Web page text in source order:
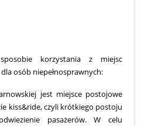
korzystania z miejsc
osób niepełnosprawnych:
jest miejsce postojowe
kiss&ride, czyli krótkiego postoju
pasażerów. W celu